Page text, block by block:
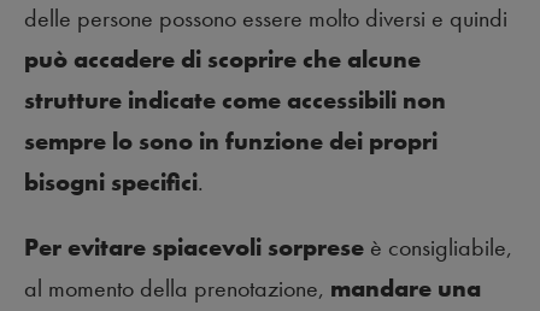
delle persone possono essere molto diversi e quindi
può accadere di scoprire che alcune
strutture indicate come accessibili non
sempre lo sono in funzione dei propri
bisogni specifici.
Per evitare spiacevoli sorprese è consigliabile,
al momento della prenotazione, mandare una